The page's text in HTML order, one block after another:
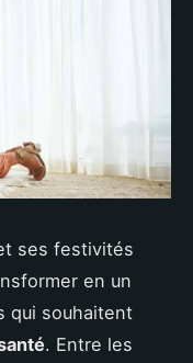
ses festivités
en un
qui souhaitent
. Entre les